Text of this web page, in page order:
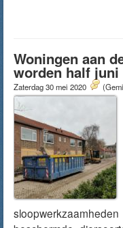
Woningen aan
worden half
Zaterdag 30 mei 2020